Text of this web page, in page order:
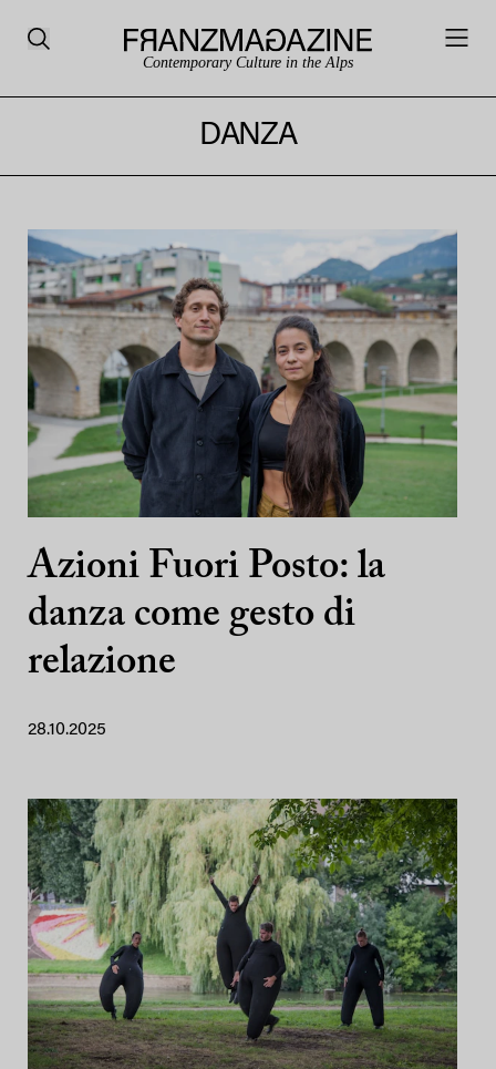
Contemporary Culture in the Alps
DANZA
Azioni Fuori Posto: la
danza come gesto di
relazione
28.10.2025